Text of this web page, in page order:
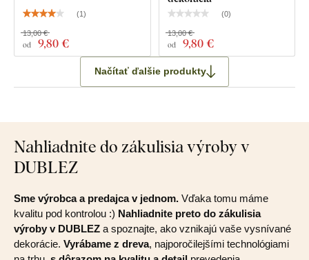
(1)
od 9,80 €
13,00 €
(0)
od 9,80 €
13,00 €
Načítať ďalšie produkty
Nahliadnite do zákulisia výroby v
DUBLEZ
Sme výrobca a predajca v jednom. Vďaka tomu máme
kvalitu pod kontrolou :) Nahliadnite preto do zákulisia
výroby v DUBLEZ a spoznajte, ako vznikajú vaše vysnívané
dekorácie. Vyrábame z dreva, najporočilejšími technológiami